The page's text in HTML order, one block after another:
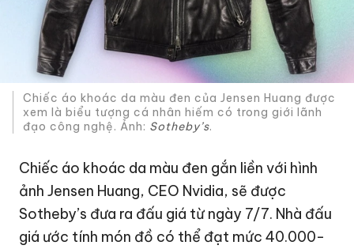
Chiếc áo khoác da màu đen của Jensen Huang được
xem là biểu tượng cá nhân hiếm có trong giới lãnh
đạo công nghệ. Ảnh: Sotheby’s.
Chiếc áo khoác da màu đen gắn liền với hình
ảnh Jensen Huang, CEO Nvidia, sẽ được
Sotheby’s đưa ra đấu giá từ ngày 7/7. Nhà đấu
giá ước tính món đồ có thể đạt mức 40.000-